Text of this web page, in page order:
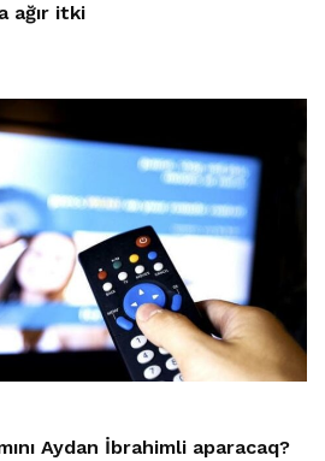
ağır itki
Aydan İbrahimli aparacaq?